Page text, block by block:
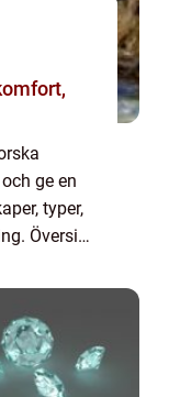
ge en
typer,
Översikt
kok...